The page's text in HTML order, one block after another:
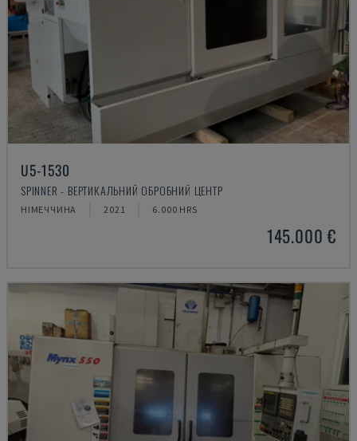
U5-1530
SPINNER - ВЕРТИКАЛЬНИЙ ОБРОБНИЙ ЦЕНТР
НІМЕЧЧИНА 2021 6.000 HRS
145.000 €